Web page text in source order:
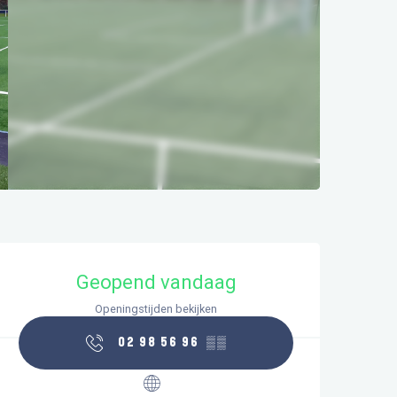
en
Geopend vandaag
Openingstijden bekijken
02 98 56 96 ▒▒